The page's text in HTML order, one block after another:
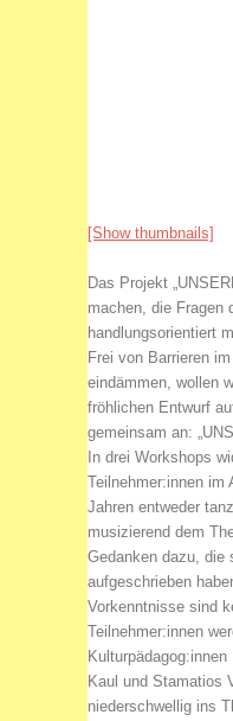
[Show thumbnails]
Das Projekt
machen, die Fragen
handlungsorientiert
Frei von Barrieren
eindämmen, wollen
fröhlichen Entwurf
gemeinsam an:
In drei Workshops
Teilnehmer:innen im
Jahren entweder
musizierend dem
Gedanken dazu, die
aufgeschrieben
Vorkenntnisse sind
Teilnehmer:innen
Kaul und Stamatios
niederschwellig ins